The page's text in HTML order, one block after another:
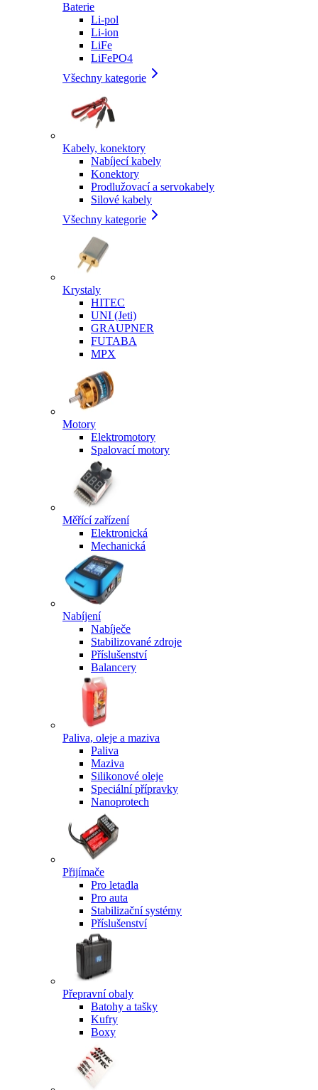
Baterie
Li-pol
Li-ion
LiFe
LiFePO4
Všechny kategorie
Kabely, konektory
Nabíjecí kabely
Konektory
Prodlužovací a servokabely
Silové kabely
Všechny kategorie
Krystaly
HITEC
UNI (Jeti)
GRAUPNER
FUTABA
MPX
Motory
Elektromotory
Spalovací motory
Měřící zařízení
Elektronická
Mechanická
Nabíjení
Nabíječe
Stabilizované zdroje
Příslušenství
Balancery
Paliva, oleje a maziva
Paliva
Maziva
Silikonové oleje
Speciální přípravky
Nanoprotech
Přijímače
Pro letadla
Pro auta
Stabilizační systémy
Příslušenství
Přepravní obaly
Batohy a tašky
Kufry
Boxy